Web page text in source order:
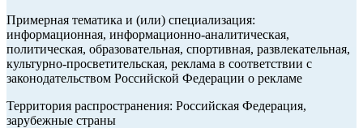
Примерная тематика и (или) специализация:
информационная, информационно-аналитическая,
политическая, образовательная, спортивная, развлекательная,
культурно-просветительская, реклама в соответствии с
законодательством Российской Федерации о рекламе
Территория распространения: Российская Федерация,
зарубежные страны